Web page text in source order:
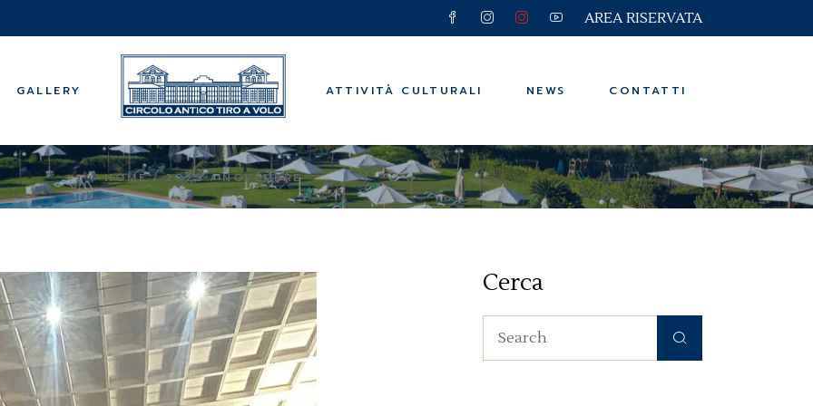
AREA RISERVATA
GALLERY ATTIVITÀ CULTURALI
Musica
Visite Guidate e Viaggi
NEWS CONTATTI
Centro benessere
Centri Estivi
HOME
2023 NOVEMBRE
Cerca
Search
for: